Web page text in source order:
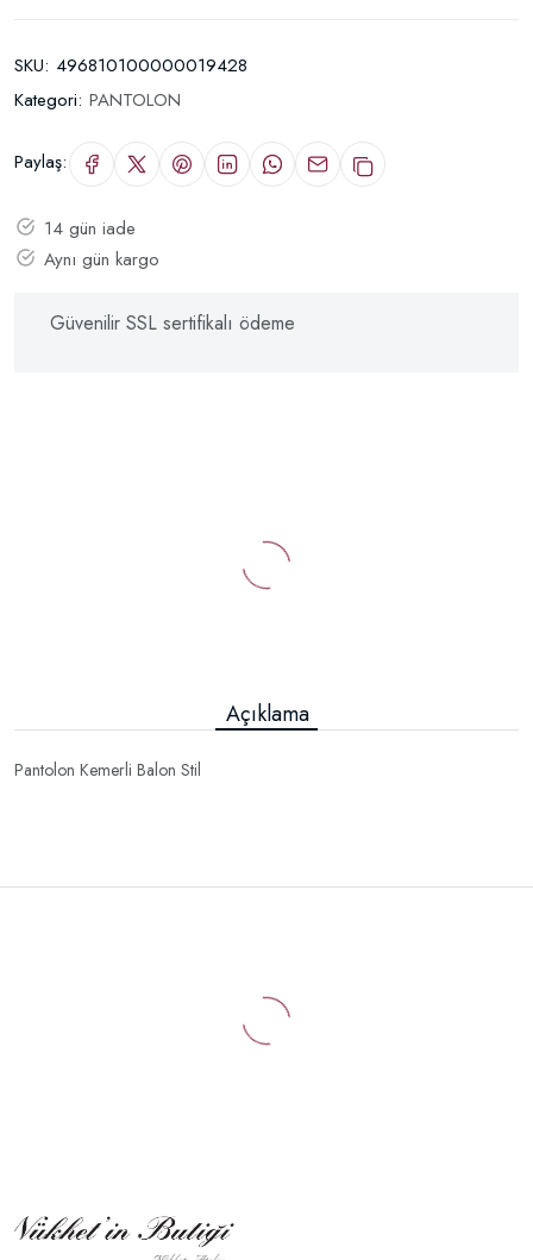
SKU: 496810100000019428
Kategori: PANTOLON
Paylaş:
14 gün iade
Aynı gün kargo
Güvenilir SSL sertifikalı ödeme
Açıklama
Pantolon Kemerli Balon Stil